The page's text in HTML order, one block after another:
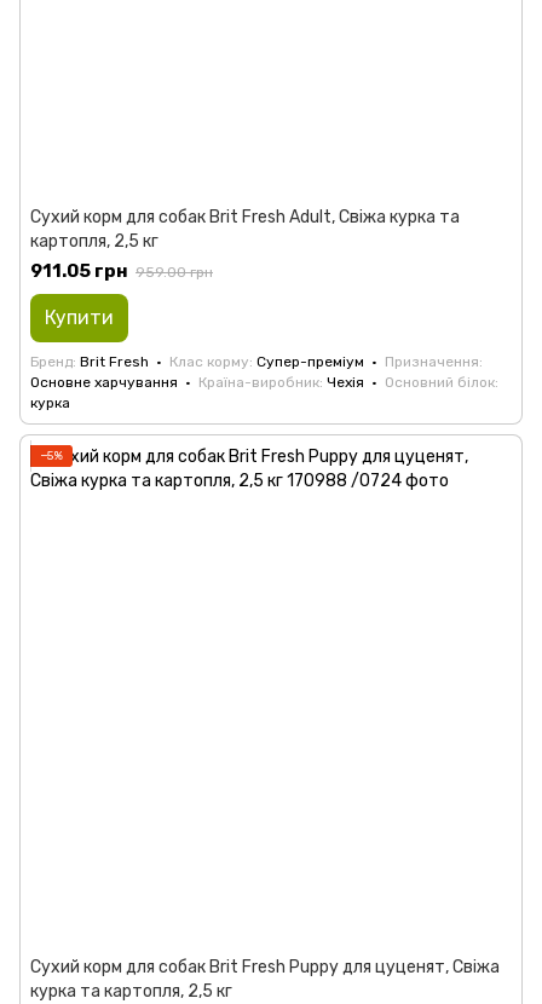
Сухий корм для собак Brit Fresh Adult, Свіжа курка та
картопля, 2,5 кг
911.05 грн 959.00 грн
Купити
Бренд Brit Fresh Клас корму Супер-преміум
Призначення
Основне харчування
Країна-виробник Чехія
Основний білок
курка
−5%
Сухий корм для собак Brit Fresh Puppy для цуценят, Свіжа
курка та картопля, 2,5 кг